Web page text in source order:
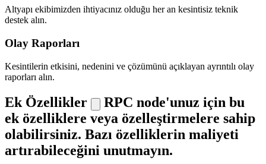
Altyapı ekibimizden ihtiyacınız olduğu her an kesintisiz teknik
destek alın.
Olay Raporları
Kesintilerin etkisini, nedenini ve çözümünü açıklayan ayrıntılı olay
raporları alın.
Ek Özellikler
RPC node'unuz için bu
ek özelliklere veya özelleştirmelere sahip
olabilirsiniz. Bazı özelliklerin maliyeti
artırabileceğini unutmayın.